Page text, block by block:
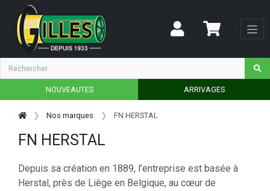
NOUVEAUTES ARRIVAGES
Nos marques FN HERSTAL
FN HERSTAL
Depuis sa création en 1889, l’entreprise est basée à
Herstal, près de Liège en Belgique, au cœur de